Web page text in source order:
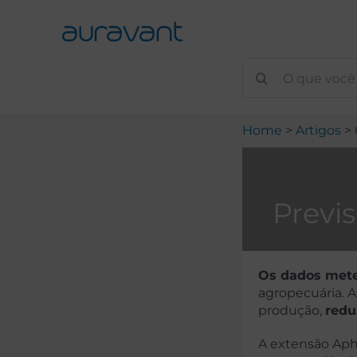
Home Artigos
Os dados
agropecuária.
produção,
A extensão